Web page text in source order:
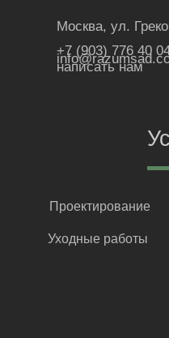
Москва, ул.
+7 (903) 776 40
написать нам
Проектирование
Уходные работы